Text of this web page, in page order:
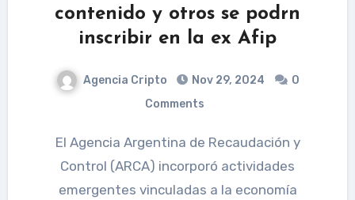
contenido y otros se podrn
inscribir en la ex Afip
Agencia Cripto Nov 29, 2024
0
Comments
El Agencia Argentina de Recaudación y
Control (ARCA) incorporó actividades
emergentes vinculadas a la economía